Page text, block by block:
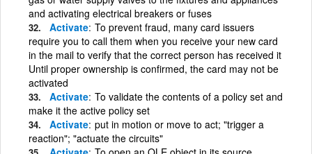
and activating electrical breakers or fuses
Activate To prevent fraud, many card issuers
require you to call them when you receive your new card
in the mail to verify that the correct person has received it
Until proper ownership is confirmed, the card may not be
activated
Activate To validate the contents of a policy set and
make it the active policy set
Activate put in motion or move to act; "trigger a
reaction"; "actuate the circuits"